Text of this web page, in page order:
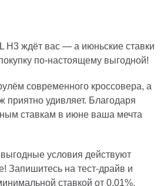
H3 ждёт вас — а июньские ставки
по‑настоящему выгодной!
современного кроссовера, а
удивляет. Благодаря
ставкам в июне ваша мечта
условия действуют
Запишитесь на тест‑драйв и
ставкой от 0,01%.